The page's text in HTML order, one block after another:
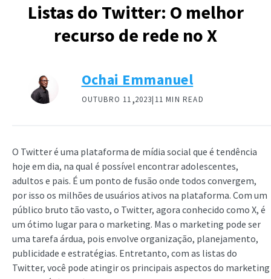
Listas do Twitter: O melhor
recurso de rede no X
Ochai Emmanuel
OUTUBRO 11,2023| 11 MIN READ
O Twitter é uma plataforma de mídia social que é tendência
hoje em dia, na qual é possível encontrar adolescentes,
adultos e pais. É um ponto de fusão onde todos convergem,
por isso os milhões de usuários ativos na plataforma. Com um
público bruto tão vasto, o Twitter, agora conhecido como X, é
um ótimo lugar para o marketing. Mas o marketing pode ser
uma tarefa árdua, pois envolve organização, planejamento,
publicidade e estratégias. Entretanto, com as listas do
Twitter, você pode atingir os principais aspectos do marketing